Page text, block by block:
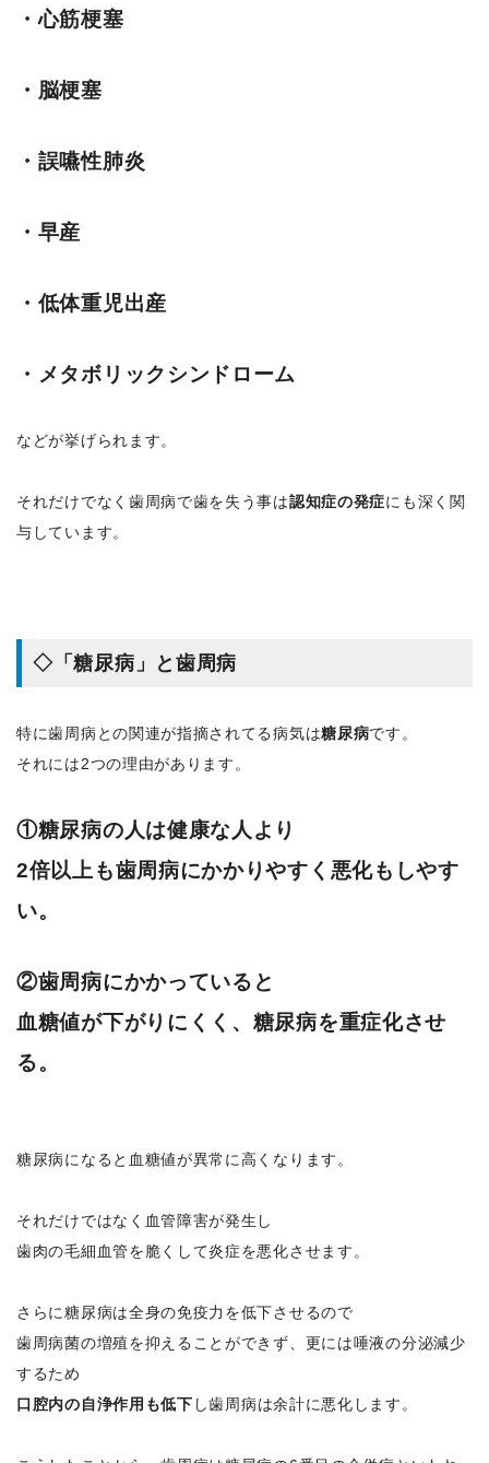
・心筋梗塞
・脳梗塞
・誤嚥性肺炎
・早産
・低体重児出産
・メタボリックシンドローム
などが挙げられます。
それだけでなく歯周病で歯を失う事は認知症の発症にも深く関
与しています。
◇「糖尿病」と歯周病
特に歯周病との関連が指摘されてる病気は糖尿病です。
それには2つの理由があります。
①糖尿病の人は健康な人より
2倍以上も歯周病にかかりやすく悪化もしやす
い。
②歯周病にかかっていると
血糖値が下がりにくく、糖尿病を重症化させ
る。
糖尿病になると血糖値が異常に高くなります。
それだけではなく血管障害が発生し
歯肉の毛細血管を脆くして炎症を悪化させます。
さらに糖尿病は全身の免疫力を低下させるので
歯周病菌の増殖を抑えることができず、更には唾液の分泌減少
するため
口腔内の自浄作用も低下 し歯周病は余計に悪化します。